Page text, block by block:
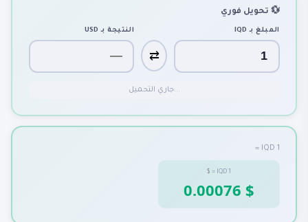
💱 تحويل فوري
المبلغ بـ IQD
⇄
النتيجة بـ USD
جاري التحميل...
1 IQD =
1
IQD
=
$
0.00076 $